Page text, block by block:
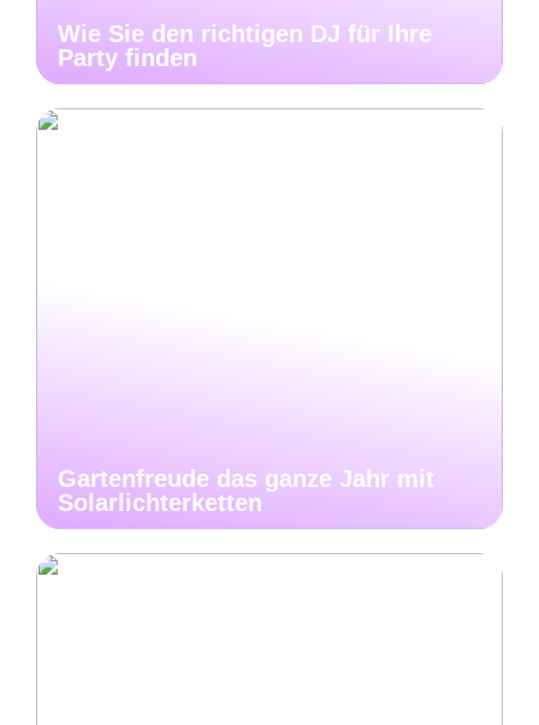
Wie Sie den richtigen DJ für Ihre
Party finden
Gartenfreude das ganze Jahr mit
Solarlichterketten